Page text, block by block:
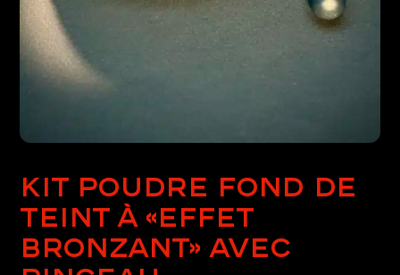
Kit Poudre fond de
teint à «Effet
Bronzant» avec